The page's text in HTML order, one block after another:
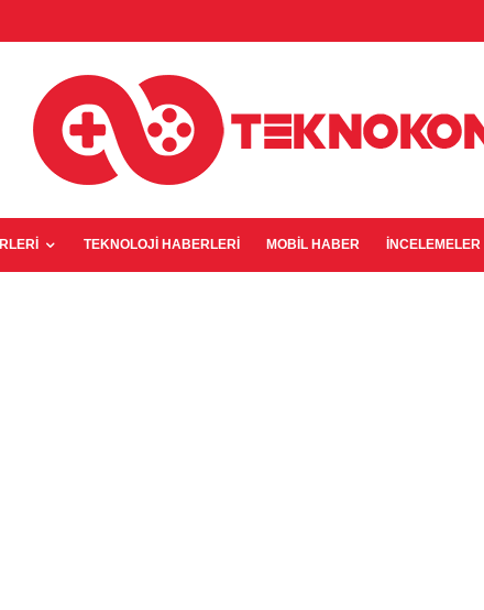
TEKNOLOJI HABERLERI MOBIL HABER İNCELEMELER